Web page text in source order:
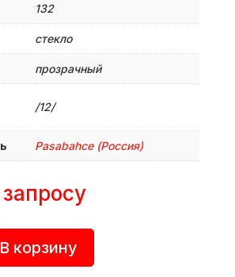
132
стекло
прозрачный
/12/
Pasabahce (Россия)
В корзину